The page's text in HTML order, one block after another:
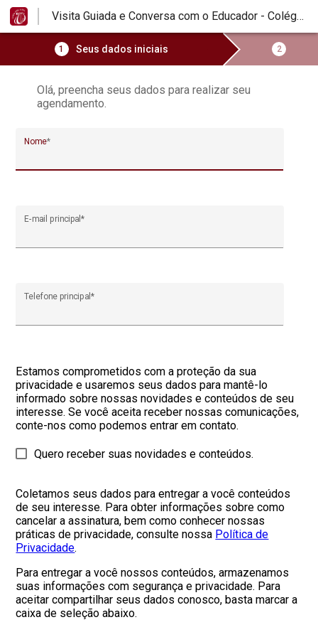
Visita Guiada e Conversa com o Educador - Colégio Santa Cecília Eusébio
1 Seus dados iniciais 2
Olá, preencha seus dados para realizar seu
agendamento.
Nome*
E-mail principal*
Telefone principal*
Estamos comprometidos com a proteção da sua
privacidade e usaremos seus dados para mantê-lo
informado sobre nossas novidades e conteúdos de seu
interesse. Se você aceita receber nossas comunicações,
conte-nos como podemos entrar em contato.
Quero receber suas novidades e conteúdos.
Coletamos seus dados para entregar a você conteúdos
de seu interesse. Para obter informações sobre como
cancelar a assinatura, bem como conhecer nossas
práticas de privacidade, consulte nossa Política de
Privacidade.
Para entregar a você nossos conteúdos, armazenamos
suas informações com segurança e privacidade. Para
aceitar compartilhar seus dados conosco, basta marcar a
caixa de seleção abaixo.